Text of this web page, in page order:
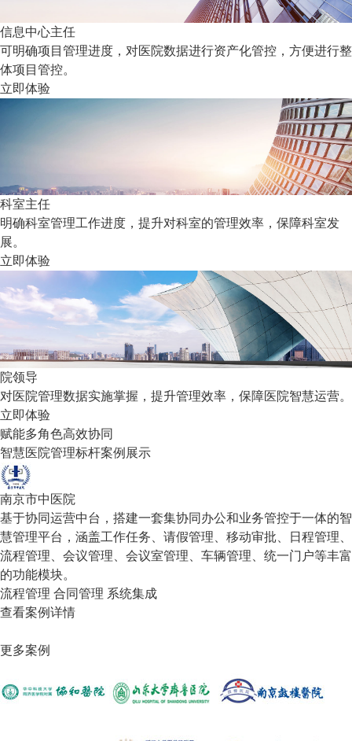
信息中心主任
可明确项目管理进度，对医院数据进行资产化管控，方便进行整
体项目管控。
立即体验
科室主任
明确科室管理工作进度，提升对科室的管理效率，保障科室发
展。
立即体验
院领导
对医院管理数据实施掌握，提升管理效率，保障医院智慧运营。
立即体验
赋能多角色高效协同
智慧医院管理标杆案例展示
南京市中医院
基于协同运营中台，搭建一套集协同办公和业务管控于一体的智
慧管理平台，涵盖工作任务、请假管理、移动审批、日程管理、
流程管理、会议管理、会议室管理、车辆管理、统一门户等丰富
的功能模块。
流程管理 合同管理 系统集成
查看案例详情
更多案例